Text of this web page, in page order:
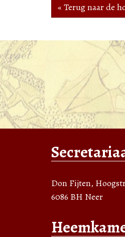
« Terug naar de
Don Fijten,
6086 BH Neer